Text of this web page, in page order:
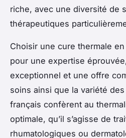
riche, avec une diversité de
thérapeutiques
Choisir une cure thermale
pour une expertise
exceptionnel et une offre
soins ainsi que la variété
français confèrent au
optimale, qu’il s’agisse de
rhumatologiques ou